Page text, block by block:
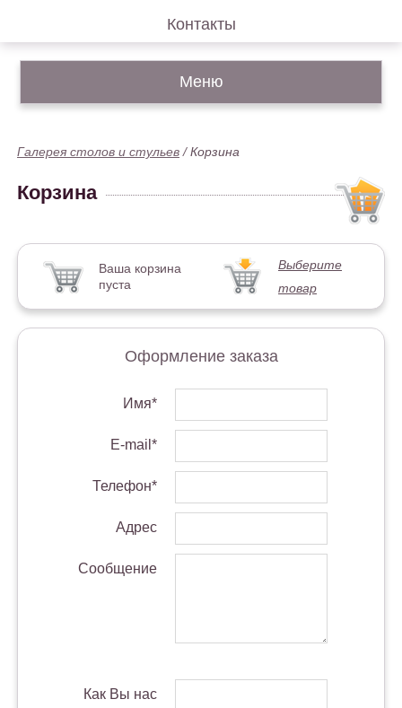
Контакты
Меню
Галерея столов и стульев /Корзина
Корзина
Ваша корзина
пуста
Выберите
товар
Оформление заказа
Имя*
E-mail*
Телефон*
Адрес
Сообщение
Как Вы нас